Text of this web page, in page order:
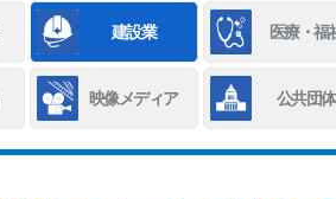
建設業 医療・福
映像メディア 公共団体